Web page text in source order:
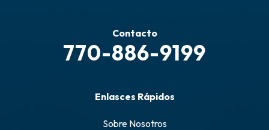
Contacto
770-886-9199
Enlasces Rápidos
Sobre Nosotros